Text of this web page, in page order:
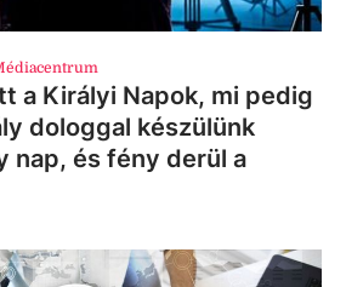
a Királyi Napok, mi pedig
dologgal készülünk
nap, és fény derül a